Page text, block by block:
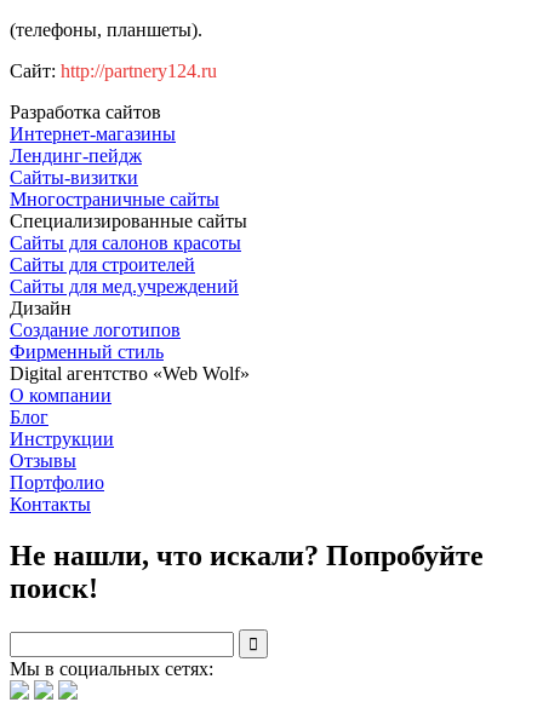
(телефоны, планшеты).
Сайт: http://partnery124.ru
Разработка сайтов
Интернет-магазины
Лендинг-пейдж
Сайты-визитки
Многостраничные сайты
Специализированные сайты
Сайты для салонов красоты
Сайты для строителей
Сайты для мед.учреждений
Дизайн
Создание логотипов
Фирменный стиль
Digital агентство «Web Wolf»
О компании
Блог
Инструкции
Отзывы
Портфолио
Контакты
Не нашли, что искали? Попробуйте
поиск!

Мы в социальных сетях: